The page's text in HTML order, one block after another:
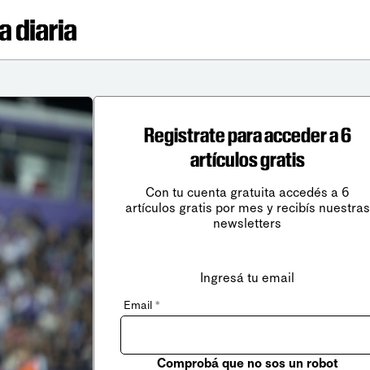
Registrate para acceder a 6
artículos gratis
Con tu cuenta gratuita accedés a 6
artículos gratis por mes y recibís nuestras
newsletters
Ingresá tu email
Email *
Comprobá que no sos un robot